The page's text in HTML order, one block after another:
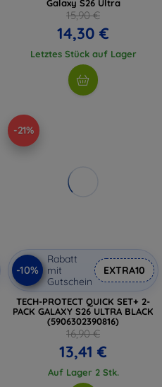
Galaxy S26 Ultra
15,90 €
14,30 €
Letztes Stück auf Lager
-21%
-10%
Rabatt
mit
Gutschein
EXTRA10
TECH-PROTECT QUICK SET+ 2-
PACK GALAXY S26 ULTRA BLACK
(5906302390816)
16,90 €
13,41 €
Auf Lager 2 Stk.